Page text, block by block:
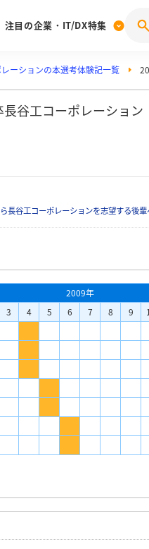
卒] 本選考体験記投稿キャンペ
なのDX企業就職ブランド調査
注目の企業・IT/DX特集
ーションの本選考体験記一覧
谷工コーポレーション
谷工コーポレーションを志望する後輩
2009年
3 4 5 6 7 8 9